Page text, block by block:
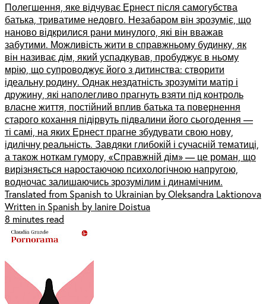
Полегшення, яке відчуває Ернест після самогубства
батька, триватиме недовго. Незабаром він зрозуміє, що
наново відкрилися рани минулого, які він вважав
забутими. Можливість жити в справжньому будинку, як
він називає дім, який успадкував, пробуджує в ньому
мрію, що супроводжує його з дитинства: створити
ідеальну родину. Однак нездатність зрозуміти матір і
дружину, які наполегливо прагнуть взяти під контроль
власне життя, постійний вплив батька та повернення
старого кохання підірвуть підвалини його сьогодення —
ті самі, на яких Ернест прагне збудувати свою нову,
ідилічну реальність. Завдяки глибокій і сучасній тематиці,
а також ноткам гумору, «Справжній дім» — це роман, що
вирізняється наростаючою психологічною напругою,
водночас залишаючись зрозумілим і динамічним.
Translated from Spanish to Ukrainian by Oleksandra Laktionova
Written in Spanish by Ianire Doistua
8 minutes read